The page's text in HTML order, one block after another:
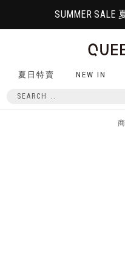
SUMMER SALE
夏日特賣 NEW IN